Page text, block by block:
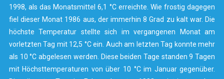
1998, als das Monatsmittel 6,1 °C erreichte. Wie frostig dagegen
fiel dieser Monat 1986 aus, der immerhin 8 Grad zu kalt war. Die
höchste Temperatur stellte sich im vergangenen Monat am
vorletzten Tag mit 12,5 °C ein. Auch am letzten Tag konnte mehr
als 10 °C abgelesen werden. Diese beiden Tage standen 9 Tagen
mit Höchsttemperaturen von über 10 °C im Januar gegenüber.